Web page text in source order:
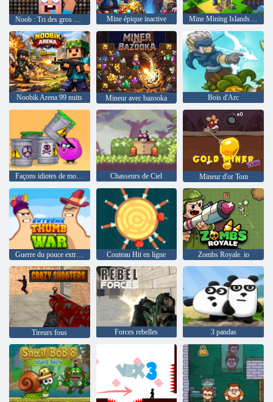
Noob : Tri des gros objets Mine épique inactive Mine Mining Islands 2 : Skyblock City !
Noobik Arena 99 nuits Mineur avec bazooka Bois d'Arc
Chasseurs de Ciel Mineur d'or Tom
Couteau Hit en ligne Zombs Royale. io
Tireurs fous Forces rebelles 3 pandas